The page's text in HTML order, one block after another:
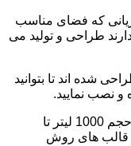
که فضای مناسب
طراحی و تولید می
شده اند تا بتوانید
و نصب نمایید.
ما توانایی داریم مخازن پلی اتیلن مکعبی از حجم 1000 لیتر تا